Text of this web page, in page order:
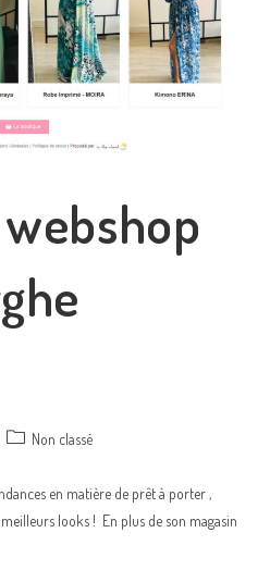
Non classé
en matière de prêt à porter ,
looks ! En plus de son magasin